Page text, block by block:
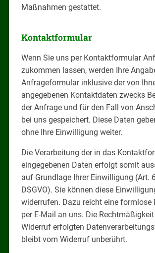
Maßnahmen gestattet.
Kontaktformular
Wenn Sie uns per Kontaktformular
zukommen lassen, werden Ihre
Anfrageformular inklusive der von
angegebenen Kontaktdaten zwecks
der Anfrage und für den Fall von
bei uns gespeichert. Diese Daten
ohne Ihre Einwilligung weiter.
Die Verarbeitung der in das
eingegebenen Daten erfolgt somit
auf Grundlage Ihrer Einwilligung (Art.
DSGVO). Sie können diese
widerrufen. Dazu reicht eine formlose
per E-Mail an uns. Die
Widerruf erfolgten
bleibt vom Widerruf unberührt.